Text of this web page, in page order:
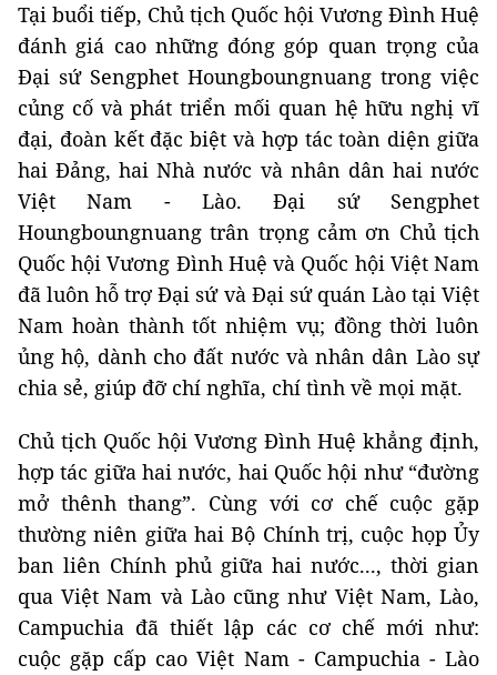
Tại buổi tiếp, Chủ tịch Quốc hội Vương Đình Huệ
đánh giá cao những đóng góp quan trọng của
Đại sứ Sengphet Houngboungnuang trong việc
củng cố và phát triển mối quan hệ hữu nghị vĩ
đại, đoàn kết đặc biệt và hợp tác toàn diện giữa
hai Đảng, hai Nhà nước và nhân dân hai nước
Việt Nam - Lào. Đại sứ Sengphet
Houngboungnuang trân trọng cảm ơn Chủ tịch
Quốc hội Vương Đình Huệ và Quốc hội Việt Nam
đã luôn hỗ trợ Đại sứ và Đại sứ quán Lào tại Việt
Nam hoàn thành tốt nhiệm vụ; đồng thời luôn
ủng hộ, dành cho đất nước và nhân dân Lào sự
chia sẻ, giúp đỡ chí nghĩa, chí tình về mọi mặt.
Chủ tịch Quốc hội Vương Đình Huệ khẳng định,
hợp tác giữa hai nước, hai Quốc hội như “đường
mở thênh thang”. Cùng với cơ chế cuộc gặp
thường niên giữa hai Bộ Chính trị, cuộc họp Ủy
ban liên Chính phủ giữa hai nước..., thời gian
qua Việt Nam và Lào cũng như Việt Nam, Lào,
Campuchia đã thiết lập các cơ chế mới như:
cuộc gặp cấp cao Việt Nam - Campuchia - Lào